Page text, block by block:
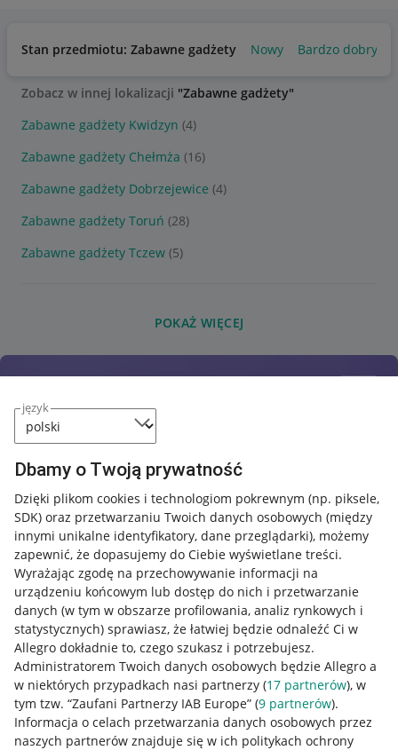
język
Dbamy o Twoją prywatność
Dzięki plikom cookies i technologiom pokrewnym (np. piksele,
SDK) oraz przetwarzaniu Twoich danych osobowych (między
innymi unikalne identyfikatory, dane przeglądarki), możemy
zapewnić, że dopasujemy do Ciebie wyświetlane treści.
Wyrażając zgodę na przechowywanie informacji na
urządzeniu końcowym lub dostęp do nich i przetwarzanie
danych (w tym w obszarze profilowania, analiz rynkowych i
statystycznych) sprawiasz, że łatwiej będzie odnaleźć Ci w
Allegro dokładnie to, czego szukasz i potrzebujesz.
Administratorem Twoich danych osobowych będzie Allegro a
w niektórych przypadkach nasi partnerzy (17 partnerów), w
tym tzw. “Zaufani Partnerzy IAB Europe” (9 partnerów).
Informacja o celach przetwarzania danych osobowych przez
naszych partnerów znajduje się w ich politykach ochrony
Stan przedmiotu: Zabawne gadżety Nowy Bardzo dobry
Zobacz w innej lokalizacji "Zabawne gadżety"
Zabawne gadżety Kwidzyn (4)
Zabawne gadżety Chełmża (16)
Zabawne gadżety Dobrzejewice (4)
Zabawne gadżety Toruń (28)
Zabawne gadżety Tczew (5)
POKAŻ WIĘCEJ
Przydatne informacje